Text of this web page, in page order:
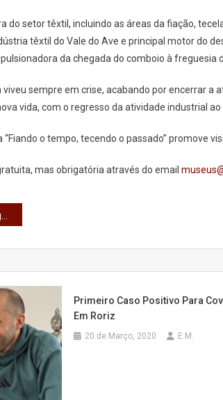
do setor têxtil, incluindo as áreas da fiação,
têxtil do Vale do Ave e principal motor do
da chegada do comboio à freguesia
sempre em crise, acabando por encerrar a
vida, com o regresso da atividade industrial ao
“Fiando o tempo, tecendo o passado” promove
mas obrigatória através do email
Primeiro Caso Positivo Para
Em Roriz
20 de Março, 2020 E.M.